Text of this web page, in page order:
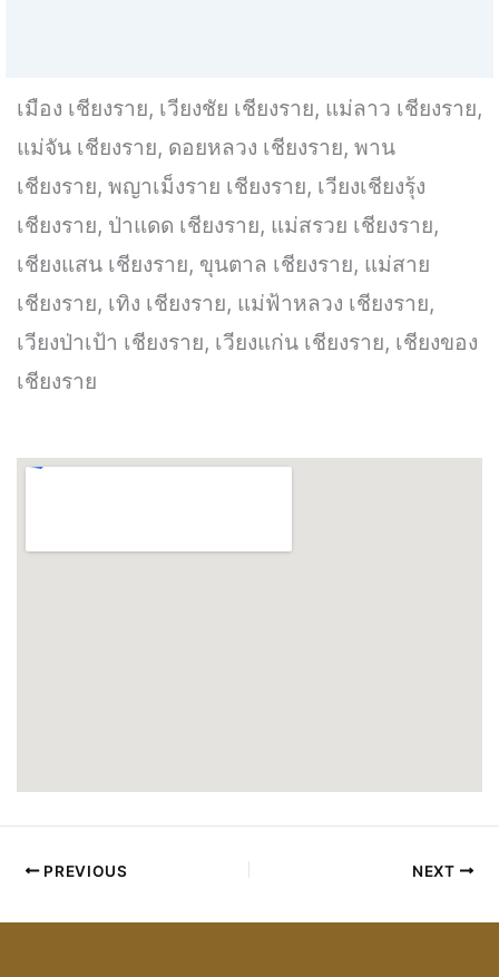
เมือง เชียงราย, เวียงชัย เชียงราย, แม่ลาว เชียงราย,
แม่จัน เชียงราย, ดอยหลวง เชียงราย, พาน
เชียงราย, พญาเม็งราย เชียงราย, เวียงเชียงรุ้ง
เชียงราย, ป่าแดด เชียงราย, แม่สรวย เชียงราย,
เชียงแสน เชียงราย, ขุนตาล เชียงราย, แม่สาย
เชียงราย, เทิง เชียงราย, แม่ฟ้าหลวง เชียงราย,
เวียงป่าเป้า เชียงราย, เวียงแก่น เชียงราย, เชียงของ
เชียงราย
PREVIOUS NEXT